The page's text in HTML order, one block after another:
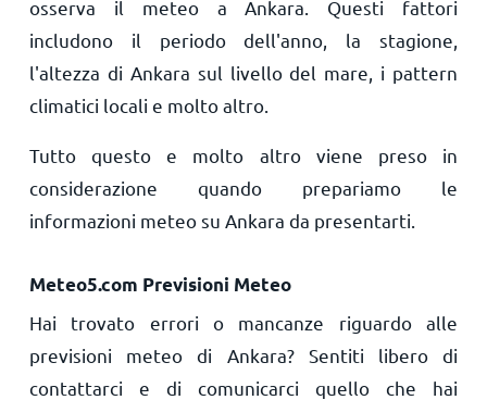
osserva il meteo a Ankara. Questi fattori
includono il periodo dell'anno, la stagione,
l'altezza di Ankara sul livello del mare, i pattern
climatici locali e molto altro.
Tutto questo e molto altro viene preso in
considerazione quando prepariamo le
informazioni meteo su Ankara da presentarti.
Meteo5.com Previsioni Meteo
Hai trovato errori o mancanze riguardo alle
previsioni meteo di Ankara? Sentiti libero di
contattarci e di comunicarci quello che hai